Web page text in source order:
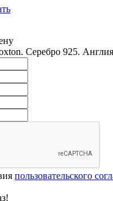
Серебро 925. Англия
пользовательского